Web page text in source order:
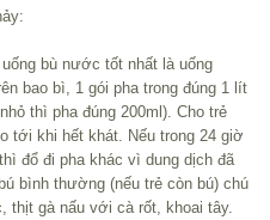
bù nước tốt nhất là uống
bao bì, 1 gói pha trong đúng 1 lít
thì pha đúng 200ml). Cho trẻ
tới khi hết khát. Nếu trong 24 giờ
đổ đi pha khác vì dung dịch đã
bình thường (nếu trẻ còn bú) chú
thịt gà nấu với cà rốt, khoai tây.